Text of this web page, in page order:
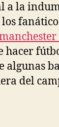
a la
hacer
algunas
del